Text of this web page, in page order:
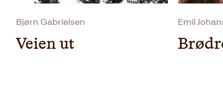
Bjørn Gabrielsen
Veien ut
Emil